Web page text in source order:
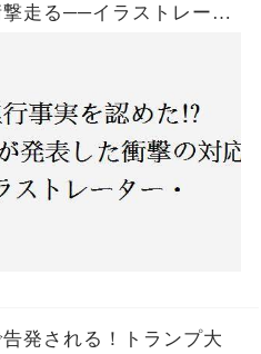
走る──イラストレータ
発される！トランプ大